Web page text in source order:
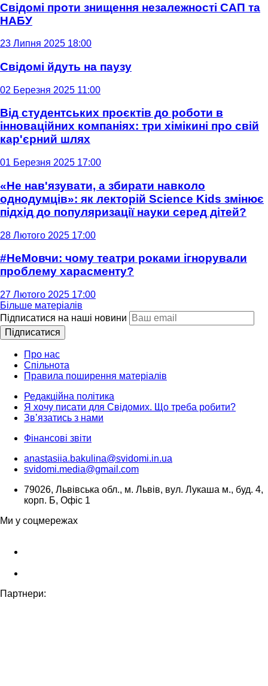
Свідомі проти знищення незалежності САП та
НАБУ
23 Липня 2025 18:00
Свідомі йдуть на паузу
02 Березня 2025 11:00
Від студентських проєктів до роботи в
інноваційних компаніях: три хімікині про свій
кар'єрний шлях
01 Березня 2025 17:00
«Не нав'язувати, а збирати навколо
однодумців»: як лекторій Science Kids змінює
підхід до популяризації науки серед дітей?
28 Лютого 2025 17:00
#НеМовчи: чому театри роками ігнорували
проблему харасменту?
27 Лютого 2025 17:00
Більше матеріалів
Підписатися на наші новини
Підписатися
Про нас
Спільнота
Правила поширення матеріалів
Редакційна політика
Я хочу писати для Свідомих. Що треба робити?
Зв’язатись з нами
Фінансові звіти
anastasiia.bakulina@svidomi.in.ua
svidomi.media@gmail.com
79026, Львівська обл., м. Львів, вул. Лукаша м., буд. 4,
корп. Б, Офіс 1
Ми у соцмережах
Партнери: